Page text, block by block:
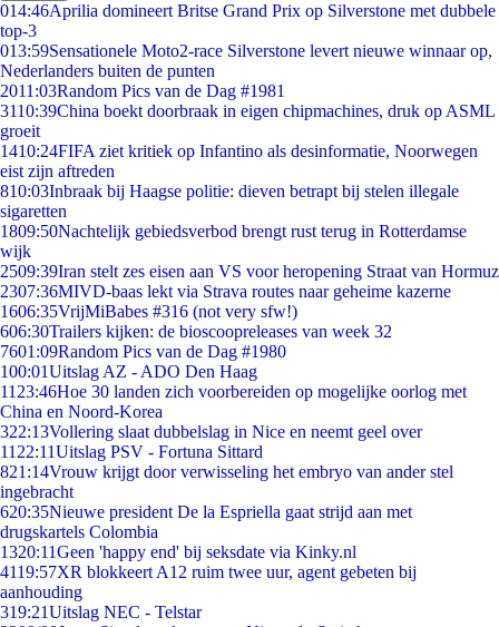
014:46Aprilia domineert Britse Grand Prix op Silverstone met dubbele
top-3
013:59Sensationele Moto2-race Silverstone levert nieuwe winnaar op,
Nederlanders buiten de punten
2011:03Random Pics van de Dag #1981
3110:39China boekt doorbraak in eigen chipmachines, druk op ASML
groeit
1410:24FIFA ziet kritiek op Infantino als desinformatie, Noorwegen
eist zijn aftreden
810:03Inbraak bij Haagse politie: dieven betrapt bij stelen illegale
sigaretten
1809:50Nachtelijk gebiedsverbod brengt rust terug in Rotterdamse
wijk
2509:39Iran stelt zes eisen aan VS voor heropening Straat van Hormuz
2307:36MIVD-baas lekt via Strava routes naar geheime kazerne
1606:35VrijMiBabes #316 (not very sfw!)
606:30Trailers kijken: de bioscoopreleases van week 32
7601:09Random Pics van de Dag #1980
100:01Uitslag AZ - ADO Den Haag
11 23:46Hoe 30 landen zich voorbereiden op mogelijke oorlog met
China en Noord-Korea
322:13Vollering slaat dubbelslag in Nice en neemt geel over
11 22:11Uitslag PSV - Fortuna Sittard
821:14Vrouw krijgt door verwisseling het embryo van ander stel
ingebracht
620:35Nieuwe president De la Espriella gaat strijd aan met
drugskartels Colombia
1320:11Geen 'happy end' bij seksdate via Kinky.nl
4119:57XR blokkeert A12 ruim twee uur, agent gebeten bij
aanhouding
319:21Uitslag NEC - Telstar